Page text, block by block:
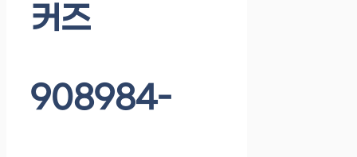
커즈
908984-